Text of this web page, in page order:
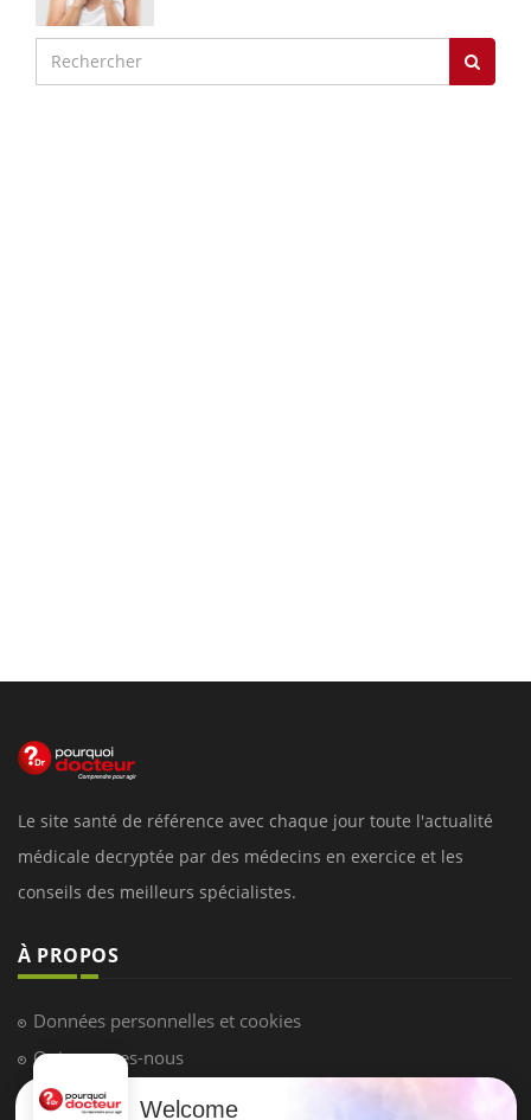
Le site santé de référence avec chaque jour toute l'actualité
médicale decryptée par des médecins en exercice et les
conseils des meilleurs spécialistes.
À PROPOS
Données personnelles et cookies
Qui sommes-nous
Conditions d'utilisation
Welcome